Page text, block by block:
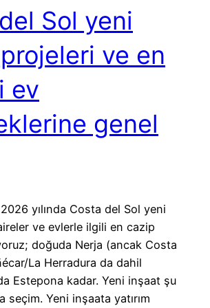
Sol yeni
ve en
ev
genel
2026 yılında Costa del Sol yeni
ve evlerle ilgili en cazip
doğuda Nerja (ancak Costa
La Herradura da dahil
Estepona kadar. Yeni inşaat şu
seçim. Yeni inşaata yatırım